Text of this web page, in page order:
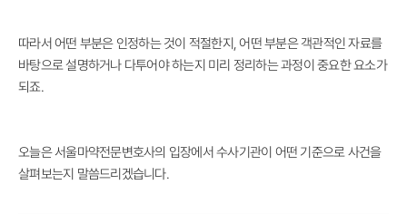
따라서 어떤 부분은 인정하는 것이 적절한지, 어떤 부분은 객관적인 자료를
바탕으로 설명하거나 다투어야 하는지 미리 정리하는 과정이 중요한 요소가
되죠.
오늘은 서울마약전문변호사의 입장에서 수사기관이 어떤 기준으로 사건을
살펴보는지 말씀드리겠습니다.